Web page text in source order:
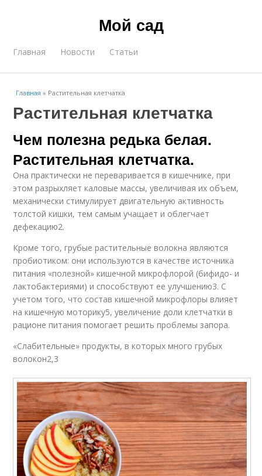
Мой сад
Главная Новости Статьи
Главная » Растительная клетчатка
Растительная клетчатка
Чем полезна редька белая.
Растительная клетчатка.
Она практически не переваривается в кишечнике, при
этом разрыхляет каловые массы, увеличивая их объем,
механически стимулирует двигательную активность
толстой кишки, тем самым учащает и облегчает
дефекацию2.
Кроме того, грубые растительные волокна являются
пробиотиком: они используются в качестве источника
питания «полезной» кишечной микрофлорой (бифидо- и
лактобактериями) и способствуют ее улучшению3. С
учетом того, что состав кишечной микрофлоры влияет
на кишечную моторику5, увеличение доли клетчатки в
рационе питания помогает решить проблемы запора.
«Слабительные» продукты, в которых много грубых
волокон2,3